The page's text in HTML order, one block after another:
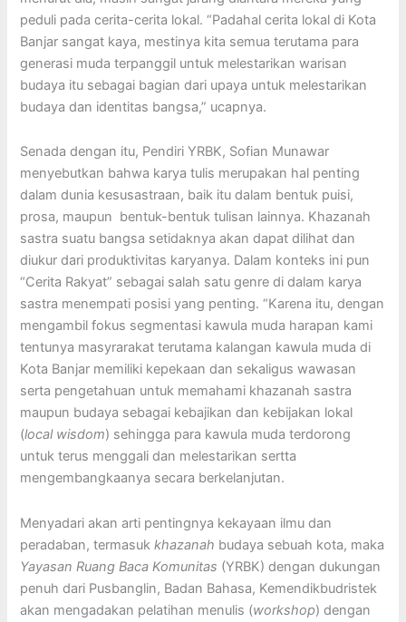
peduli pada cerita-cerita lokal. “Padahal cerita lokal di Kota
Banjar sangat kaya, mestinya kita semua terutama para
generasi muda terpanggil untuk melestarikan warisan
budaya itu sebagai bagian dari upaya untuk melestarikan
budaya dan identitas bangsa,” ucapnya.
Senada dengan itu, Pendiri YRBK, Sofian Munawar
menyebutkan bahwa karya tulis merupakan hal penting
dalam dunia kesusastraan, baik itu dalam bentuk puisi,
prosa, maupun bentuk-bentuk tulisan lainnya. Khazanah
sastra suatu bangsa setidaknya akan dapat dilihat dan
diukur dari produktivitas karyanya. Dalam konteks ini pun
“Cerita Rakyat” sebagai salah satu genre di dalam karya
sastra menempati posisi yang penting. “Karena itu, dengan
mengambil fokus segmentasi kawula muda harapan kami
tentunya masyrarakat terutama kalangan kawula muda di
Kota Banjar memiliki kepekaan dan sekaligus wawasan
serta pengetahuan untuk memahami khazanah sastra
maupun budaya sebagai kebajikan dan kebijakan lokal
(local wisdom) sehingga para kawula muda terdorong
untuk terus menggali dan melestarikan sertta
mengembangkaanya secara berkelanjutan.
Menyadari akan arti pentingnya kekayaan ilmu dan
peradaban, termasukkhazanah budaya sebuah kota, maka
Yayasan Ruang Baca Komunitas (YRBK) dengan dukungan
penuh dari Pusbanglin, Badan Bahasa, Kemendikbudristek
akan mengadakan pelatihan menulis (workshop) dengan